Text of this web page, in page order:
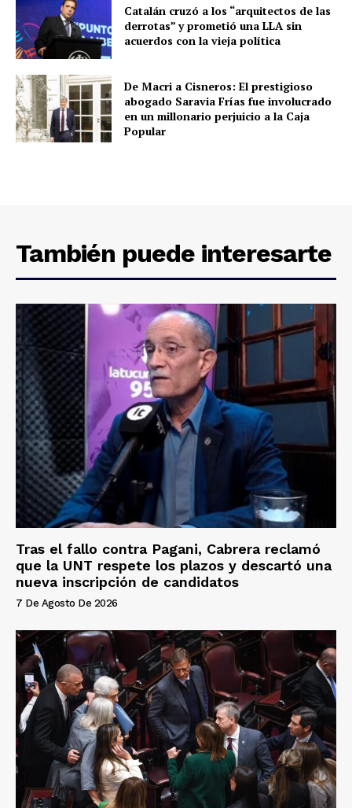
Catalán cruzó a los “arquitectos de las
derrotas” y prometió una LLA sin
acuerdos con la vieja política
De Macri a Cisneros: El prestigioso
abogado Saravia Frías fue involucrado
en un millonario perjuicio a la Caja
Popular
También puede interesarte
Tras el fallo contra Pagani, Cabrera reclamó
que la UNT respete los plazos y descartó una
nueva inscripción de candidatos
7 De Agosto De 2026